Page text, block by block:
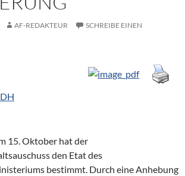
AF-REDAKTEUR
SCHREIBE EINEN
15. Oktober hat der
den Etat des
bestimmt. Durch eine Anhebung